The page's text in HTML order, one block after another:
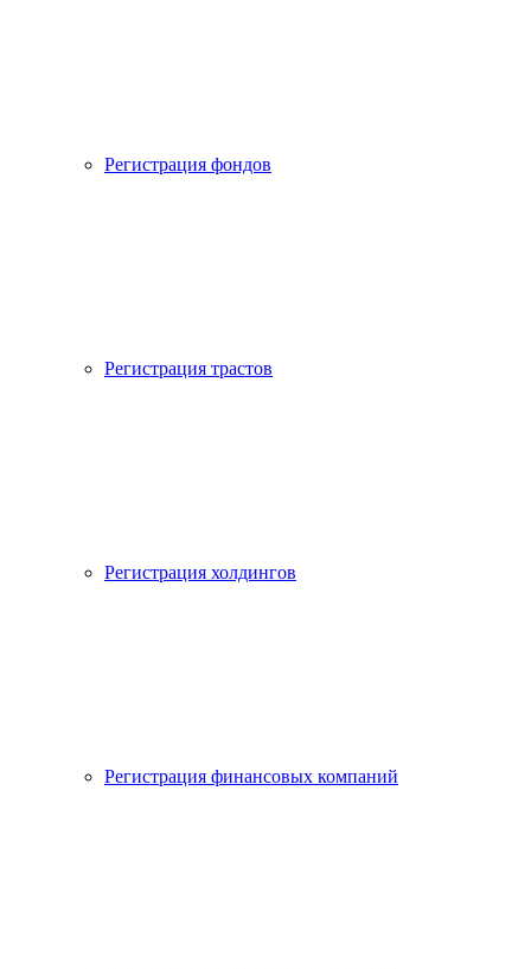
Регистрация фондов
Регистрация трастов
Регистрация холдингов
Регистрация финансовых компаний